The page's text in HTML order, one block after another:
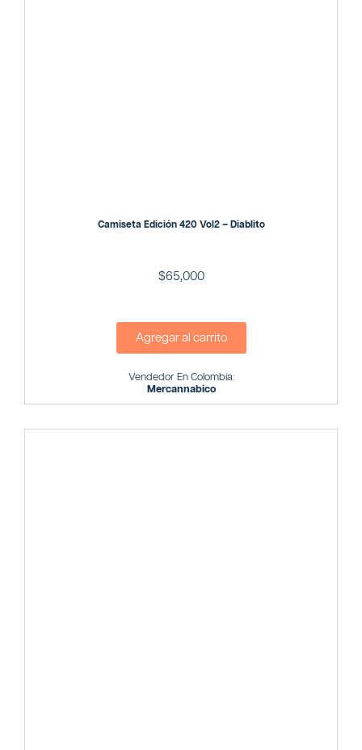
Camiseta Edición 420 Vol2 – Diablito
$65,000
Agregar al carrito
Vendedor En Colombia:
Mercannabico